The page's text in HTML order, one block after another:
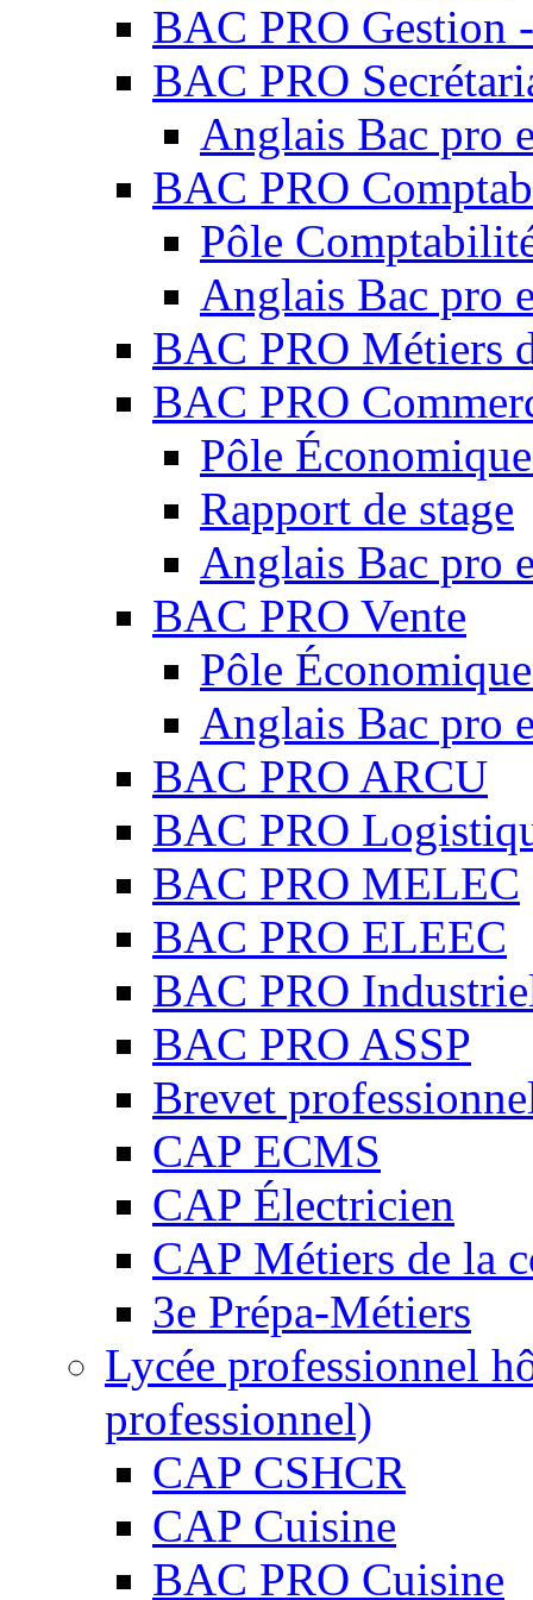
BAC PRO Gestion
BAC PRO
Anglais Bac pro
BAC PRO
Pôle
Anglais Bac pro
BAC PRO Métiers
BAC PRO
Pôle
Rapport de stage
Anglais Bac pro
BAC PRO Vente
Pôle
Anglais Bac pro
BAC PRO ARCU
BAC PRO
BAC PRO MELEC
BAC PRO ELEEC
BAC PRO
BAC PRO ASSP
Brevet
CAP ECMS
CAP Électricien
CAP Métiers de la
3e Prépa-Métiers
Lycée professionnel
professionnel)
CAP CSHCR
CAP Cuisine
BAC PRO Cuisine